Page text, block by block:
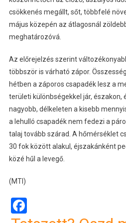
csökkenés megállt, sőt, többfelé
május közepén az átlagosnál
meghatározóvá.
Az előrejelzés szerint
többször is várható zápor.
hétben a záporos csapadék lesz a
területi különbségekkel jár, északon,
nagyobb, délkeleten a kisebb
a lehulló csapadék nem fedezi a
talaj tovább szárad. A hőmérséklet
30 fok között alakul, éjszakánként
közé hűl a levegő.
(MTI)
Facebook